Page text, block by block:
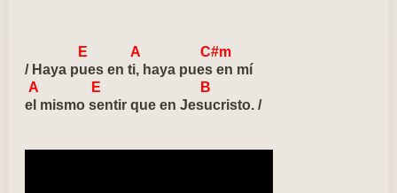
E A C#m
/ Haya pues en ti, haya pues en mí
A E B
el mismo sentir que en Jesucristo. /